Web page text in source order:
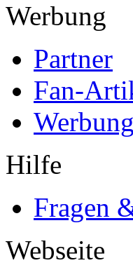
Werbung
Partner
Fan-
Hilfe
Fragen
Webseite